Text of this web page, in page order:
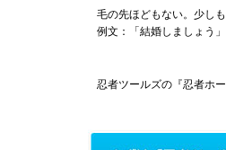
毛の先ほどもない。少しも
例文：「結婚しましょう
忍者ツールズの『忍者ホ